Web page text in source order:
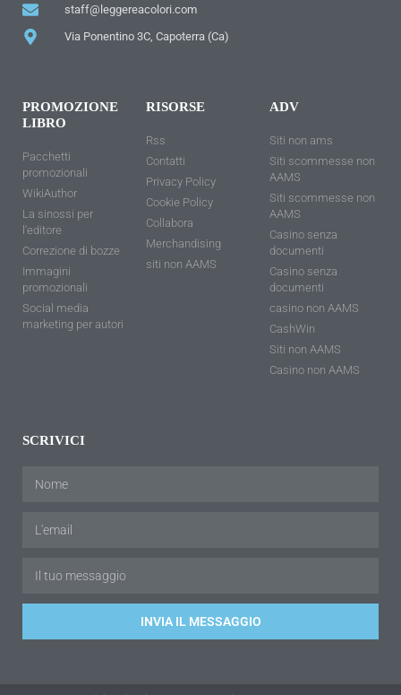
staff@leggereacolori.com
Via Ponentino 3C, Capoterra (Ca)
PROMOZIONE
LIBRO
Pacchetti
promozionali
WikiAuthor
La sinossi per
l'editore
Correzione di bozze
Immagini
promozionali
Social media
marketing per autori
RISORSE
Rss
Contatti
Privacy Policy
Cookie Policy
Collabora
Merchandising
siti non AAMS
ADV
Siti non ams
Siti scommesse non
AAMS
Siti scommesse non
AAMS
Casino senza
documenti
Casino senza
documenti
casino non AAMS
CashWin
Siti non AAMS
Casino non AAMS
SCRIVICI
INVIA IL MESSAGGIO